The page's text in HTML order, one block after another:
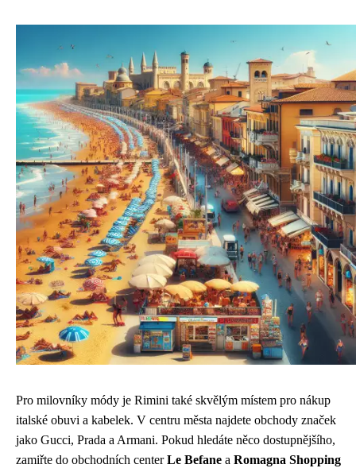
Pro milovníky módy je Rimini také skvělým místem pro nákup
italské obuvi a kabelek. V centru města najdete obchody značek
jako Gucci, Prada a Armani. Pokud hledáte něco dostupnějšího,
zamiřte do obchodních centerLe Befane a Romagna Shopping